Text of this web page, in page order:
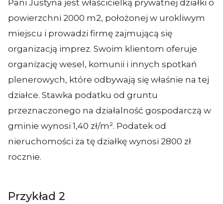
Pani Justyna jest właścicielką prywatnej działki o
powierzchni 2000 m2, położonej w urokliwym
miejscu i prowadzi firmę zajmującą się
organizacją imprez. Swoim klientom oferuje
organizację wesel, komunii i innych spotkań
plenerowych, które odbywają się właśnie na tej
działce. Stawka podatku od gruntu
przeznaczonego na działalność gospodarczą w
gminie wynosi 1,40 zł/m². Podatek od
nieruchomości za tę działkę wynosi 2800 zł
rocznie.
Przykład 2